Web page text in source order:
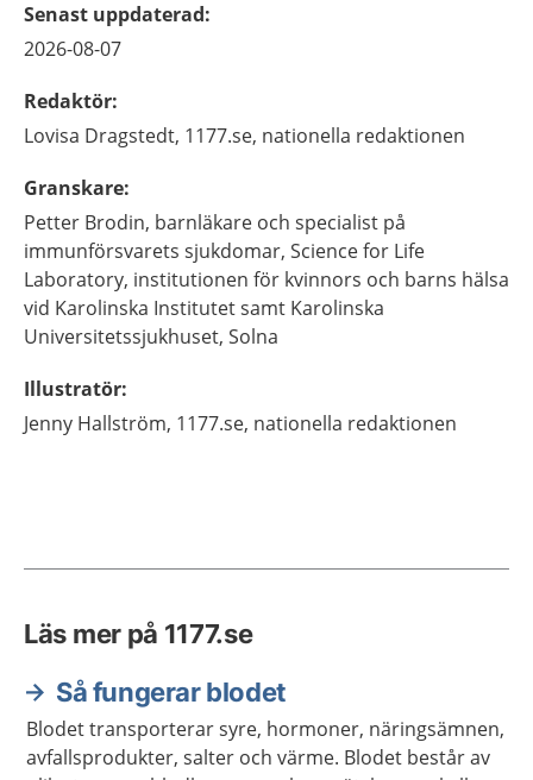
Senast uppdaterad:
2026-08-07
Redaktör:
Lovisa Dragstedt, 1177.se, nationella redaktionen
Granskare:
Petter Brodin, barnläkare och specialist på
immunförsvarets sjukdomar, Science for Life
Laboratory, institutionen för kvinnors och barns hälsa
vid Karolinska Institutet samt Karolinska
Universitetssjukhuset, Solna
Illustratör:
Jenny Hallström, 1177.se, nationella redaktionen
Läs mer på 1177.se
Så fungerar blodet
Blodet transporterar syre, hormoner, näringsämnen,
avfallsprodukter, salter och värme. Blodet består av